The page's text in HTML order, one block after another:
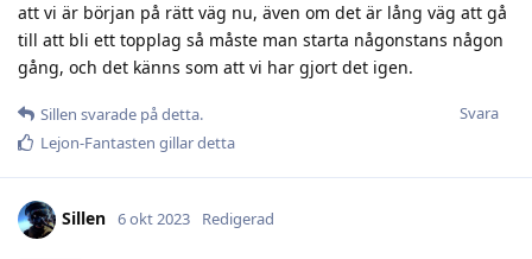
att vi är början på rätt väg nu, även om det är lång väg att gå
till att bli ett topplag så måste man starta någonstans någon
gång, och det känns som att vi har gjort det igen.
Svara
Sillen svarade på detta.
Lejon-Fantasten gillar detta
Sillen 6 okt 2023 Redigerad